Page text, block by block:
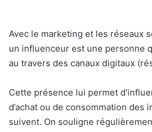
Avec le marketing et les réseaux
un influenceur est une personne
au travers des canaux digitaux
Cette présence lui permet
d’achat ou de consommation des
suivent. On souligne